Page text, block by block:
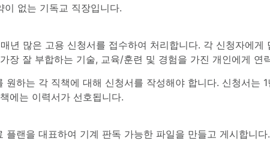
없는 기독교 직장입니다.
년 많은 고용 신청서를 접수하여 처리합니다. 각 신청자에게
장 잘 부합하는 기술, 교육/훈련 및 경험을 가진 개인에게 연
하는 각 직책에 대해 신청서를 작성해야 합니다. 신청서는
에는 이력서가 선호됩니다.
랜을 대표하여 기계 판독 가능한 파일을 만들고 게시합니